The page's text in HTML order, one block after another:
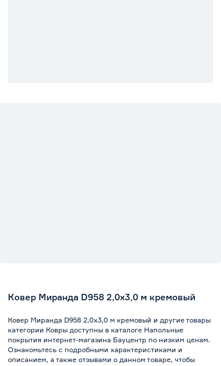
Ковер Миранда D958 2,0x3,0 м кремовый
Ковер Миранда D958 2,0x3,0 м кремовый и другие товары
категории Ковры доступны в каталоге Напольные
покрытия интернет-магазина Бауцентр по низким ценам.
Ознакомьтесь с подробными характеристиками и
описанием, а также отзывами о данном товаре, чтобы